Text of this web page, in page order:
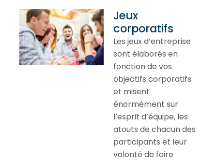
Jeux
corporatifs
Les jeux d’entreprise
sont élaborés en
fonction de vos
objectifs corporatifs
et misent
énormément sur
l’esprit d’équipe, les
atouts de chacun des
participants et leur
volonté de faire